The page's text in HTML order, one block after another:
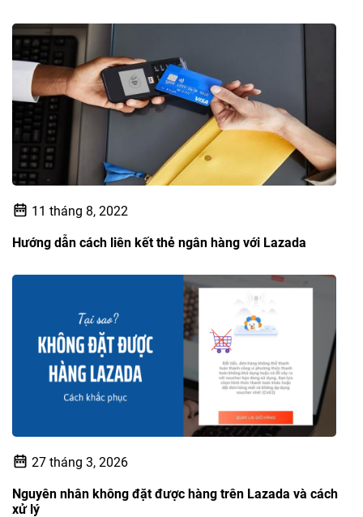
11 tháng 8, 2022
Hướng dẫn cách liên kết thẻ ngân hàng với Lazada
27 tháng 3, 2026
Nguyên nhân không đặt được hàng trên Lazada và cách
xử lý